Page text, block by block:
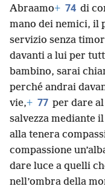
Abraamo+ 74 di
mano dei nemici, il
servizio senza
davanti a lui per
bambino, sarai
perché andrai
vie,+ 77 per dare
salvezza mediante
alla tenera
compassione
dare luce a quelli
nell’ombra della